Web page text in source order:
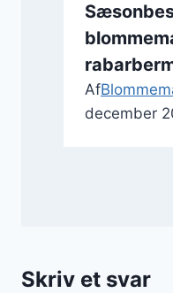
Af
december
Skriv et svar